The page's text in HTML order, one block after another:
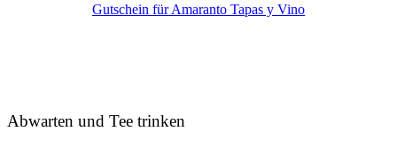
Gutschein für Amaranto Tapas y Vino
Abwarten und Tee trinken